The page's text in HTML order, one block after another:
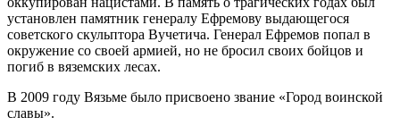
установлен памятник генералу Ефремову выдающегося
советского скульптора Вучетича. Генерал Ефремов попал в
окружение со своей армией, но не бросил своих бойцов и
погиб в вяземских лесах.
В 2009 году Вязьме было присвоено звание «Город воинской
славы».